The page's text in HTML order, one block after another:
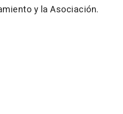
y la Asociación.